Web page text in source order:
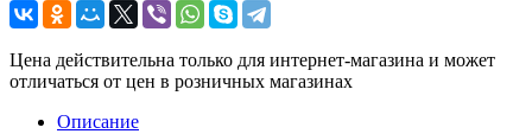
Цена действительна только для интернет-магазина и может
отличаться от цен в розничных магазинах
Описание